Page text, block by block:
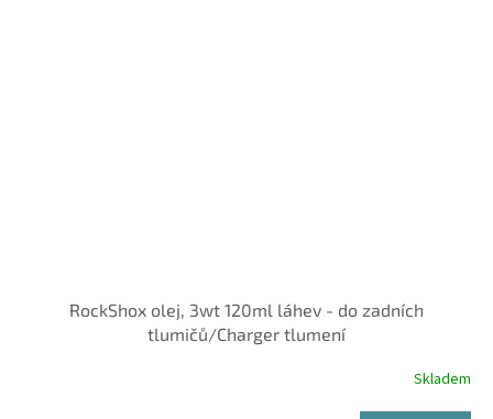
RockShox olej, 3wt 120ml láhev - do zadních
tlumičů/Charger tlumení
Skladem